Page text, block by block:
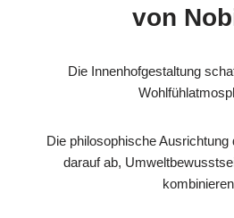
von
Die Innenhofgestaltung
Die philosophische
darauf ab,